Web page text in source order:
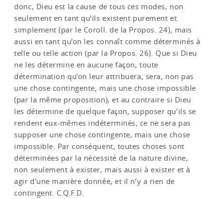
donc, Dieu est la cause de tous ces modes, non
seulement en tant qu’ils existent purement et
simplement (par le Coroll. de la Propos. 24), mais
aussi en tant qu’on les connaît comme déterminés à
telle ou telle action (par la Propos. 26). Que si Dieu
ne les détermine en aucune façon, toute
détermination qu’on leur attribuera, sera, non pas
une chose contingente, mais une chose impossible
(par la même proposition), et au contraire si Dieu
les détermine de quelque façon, supposer qu’ils se
rendent eux-mêmes indéterminés, ce ne sera pas
supposer une chose contingente, mais une chose
impossible. Par conséquent, toutes choses sont
déterminées par la nécessité de la nature divine,
non seulement à exister, mais aussi à exister et à
agir d’une manière donnée, et il n’y a rien de
contingent. C.Q.F.D.